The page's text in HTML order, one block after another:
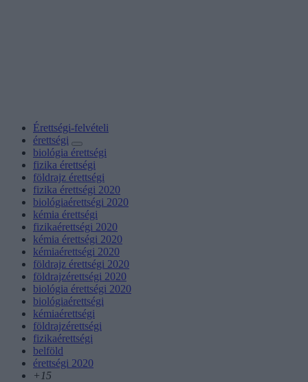
Érettségi-felvételi
érettségi
biológia érettségi
fizika érettségi
földrajz érettségi
fizika érettségi 2020
biológiaérettségi 2020
kémia érettségi
fizikaérettségi 2020
kémia érettségi 2020
kémiaérettségi 2020
földrajz érettségi 2020
földrajzérettségi 2020
biológia érettségi 2020
biológiaérettségi
kémiaérettségi
földrajzérettségi
fizikaérettségi
belföld
érettségi 2020
+15